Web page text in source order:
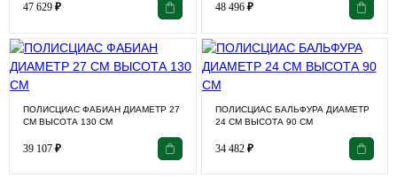
47 629 ₽ 48 496 ₽
ПОЛИСЦИАС ФАБИАН ДИАМЕТР 27
СМ ВЫСОТА 130 СМ
39 107 ₽
ПОЛИСЦИАС БАЛЬФУРА ДИАМЕТР
24 СМ ВЫСОТА 90 СМ
34 482 ₽